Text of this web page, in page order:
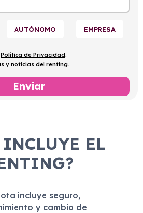
AUTÓNOMO EMPRESA
Política de Privacidad.
y noticias del renting.
INCLUYE EL
incluye seguro,
y cambio de